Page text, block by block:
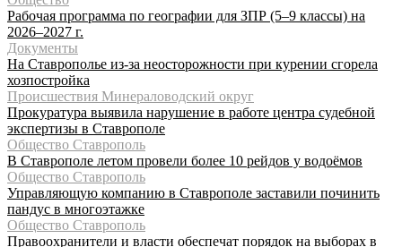
Рабочая программа по географии для ЗПР (5–9 классы) на
2026–2027 г.
Документы
На Ставрополье из-за неосторожности при курении сгорела
хозпостройка
Происшествия Минераловодский округ
Прокуратура выявила нарушение в работе центра судебной
экспертизы в Ставрополе
Общество Ставрополь
В Ставрополе летом провели более 10 рейдов у водоёмов
Общество Ставрополь
Управляющую компанию в Ставрополе заставили починить
пандус в многоэтажке
Общество Ставрополь
Правоохранители и власти обеспечат порядок на выборах в